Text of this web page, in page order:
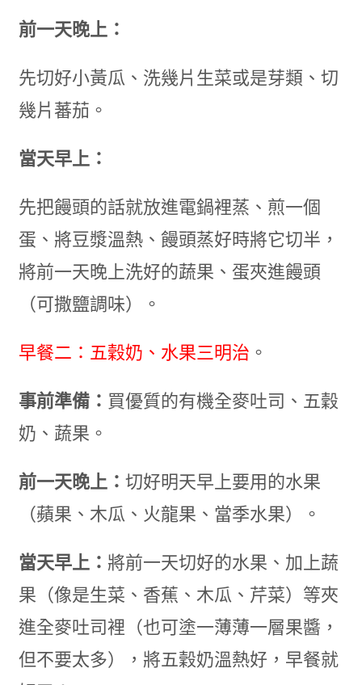
前一天晚上：
先切好小黃瓜、洗幾片生菜或是芽類、切
幾片蕃茄。
當天早上：
先把饅頭的話就放進電鍋裡蒸、煎一個
蛋、將豆漿溫熱、饅頭蒸好時將它切半，
將前一天晚上洗好的蔬果、蛋夾進饅頭
（可撒鹽調味）。
早餐二：五穀奶、水果三明治 。
事前準備： 買優質的有機全麥吐司、五穀
奶、蔬果。
前一天晚上： 切好明天早上要用的水果
（蘋果、木瓜、火龍果、當季水果）。
當天早上： 將前一天切好的水果、加上蔬
果（像是生菜、香蕉、木瓜、芹菜）等夾
進全麥吐司裡（也可塗一薄薄一層果醬，
但不要太多），將五穀奶溫熱好，早餐就